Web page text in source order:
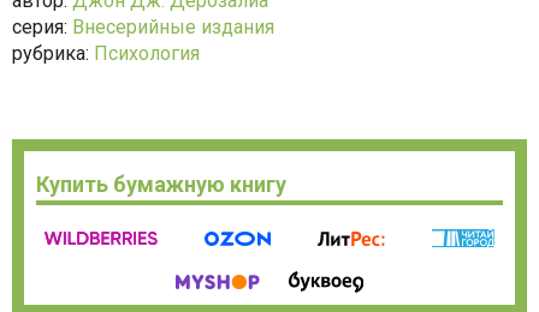
серия: Внесерийные издания
рубрика: Психология
Купить бумажную книгу